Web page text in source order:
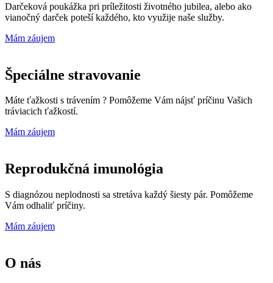
Darčeková poukážka pri príležitosti životného jubilea, alebo ako
vianočný darček poteší každého, kto využije naše služby.
Mám záujem
Špeciálne stravovanie
Máte ťažkosti s trávením ? Pomôžeme Vám nájsť príčinu Vašich
tráviacich ťažkostí.
Mám záujem
Reprodukčná imunológia
S diagnózou neplodnosti sa stretáva každý šiesty pár. Pomôžeme
Vám odhaliť príčiny.
Mám záujem
O nás